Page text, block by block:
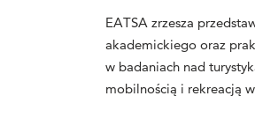
EATSA zrzesza
akademickiego oraz
w badaniach nad
mobilnością i rekreacją